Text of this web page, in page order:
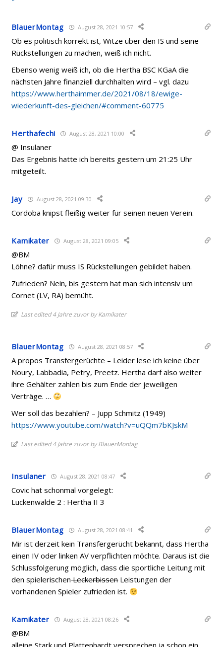
BlauerMontag August 28, 2021 10:57
Ob es politisch korrekt ist, Witze über den IS und seine
Rückstellungen zu machen, weiß ich nicht.
Ebenso wenig weiß ich, ob die Hertha BSC KGaA die
nächsten Jahre finanziell durchhalten wird – vgl. dazu
https://www.herthaimmer.de/2021/08/18/ewige-
wiederkunft-des-gleichen/#comment-60775
Herthafechi August 28, 2021 10:00
@ Insulaner
Das Ergebnis hatte ich bereits gestern um 21:25 Uhr
mitgeteilt.
Jay August 28, 2021 09:30
Cordoba knipst fleißig weiter für seinen neuen Verein.
Kamikater August 28, 2021 09:05
@BM
Löhne? dafür muss IS Rückstellungen gebildet haben.
Zufrieden? Nein, bis gestern hat man sich intensiv um
Cornet (LV, RA) bemüht.
Last edited 4 Jahre zuvor by Kamikater
BlauerMontag August 28, 2021 08:57
A propos Transfergerüchte – Leider lese ich keine über
Noury, Labbadia, Petry, Preetz. Hertha darf also weiter
ihre Gehälter zahlen bis zum Ende der jeweiligen
Verträge. …
Wer soll das bezahlen? – Jupp Schmitz (1949)
https://www.youtube.com/watch?v=uQQm7bKJskM
Last edited 4 Jahre zuvor by BlauerMontag
Insulaner August 28, 2021 08:47
Covic hat schonmal vorgelegt:
Luckenwalde 2 : Hertha II 3
BlauerMontag August 28, 2021 08:41
Mir ist derzeit kein Transfergerücht bekannt, dass Hertha
einen IV oder linken AV verpflichten möchte. Daraus ist die
Schlussfolgerung möglich, dass die sportliche Leitung mit
den spielerischenLeckerbissenLeistungen der
vorhandenen Spieler zufrieden ist.
Kamikater August 28, 2021 08:26
@BM
alleine Stark und Plattenhardt versprechen ja schon ein